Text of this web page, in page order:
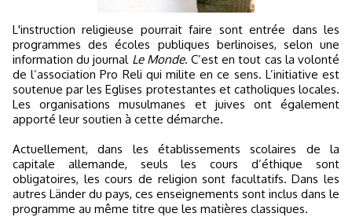
L'instruction religieuse pourrait faire sont entrée dans les
programmes des écoles publiques berlinoises, selon une
information du journal Le Monde. C’est en tout cas la volonté
de l’association Pro Reli qui milite en ce sens. L’initiative est
soutenue par les Eglises protestantes et catholiques locales.
Les organisations musulmanes et juives ont également
apporté leur soutien à cette démarche.
Actuellement, dans les établissements scolaires de la
capitale allemande, seuls les cours d’éthique sont
obligatoires, les cours de religion sont facultatifs. Dans les
autres Länder du pays, ces enseignements sont inclus dans le
programme au même titre que les matières classiques.